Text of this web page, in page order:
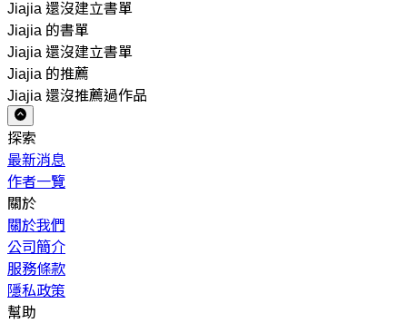
Jiajia 還沒建立書單
Jiajia 的書單
Jiajia 還沒建立書單
Jiajia 的推薦
Jiajia 還沒推薦過作品
探索
最新消息
作者一覽
關於
關於我們
公司簡介
服務條款
隱私政策
幫助